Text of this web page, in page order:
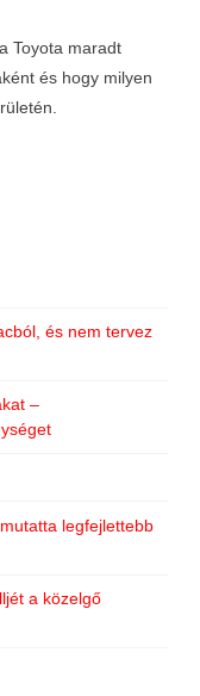
Toyota maradt
és hogy milyen
és nem tervez
–
legfejlettebb
a közelgő